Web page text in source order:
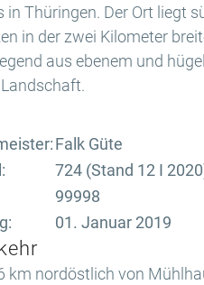
in Thüringen. Der Ort liegt
in der zwei Kilometer
aus ebenem und
Falk Güte
724 (Stand 12 I
99998
01. Januar 2019
km nordöstlich von